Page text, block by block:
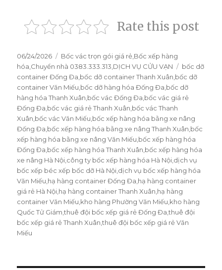
Rate this post
Đăng
vào
ngày
06/24/2026
Danh
mục
Bốc vác trọn gói giá rẻ,Bốc xếp hàng
hóa,Chuyển nhà 0383.333.313,DỊCH VỤ CỬU VẠN Thẻ
bốc dỡ
container Đống Đa,bốc dỡ container Thanh Xuân,bốc dỡ
container Văn Miếu,bốc dỡ hàng hóa Đống Đa,bốc dỡ
hàng hóa Thanh Xuân,bốc vác Đống Đa,bốc vác giá rẻ
Đống Đa,bốc vác giá rẻ Thanh Xuân,bốc vác Thanh
Xuân,bốc vác Văn Miếu,bốc xếp hàng hóa bằng xe nâng
Đống Đa,bốc xếp hàng hóa bằng xe nâng Thanh Xuân,bốc
xếp hàng hóa bằng xe nâng Văn Miếu,bốc xếp hàng hóa
Đống Đa,bốc xếp hàng hóa Thanh Xuân,bốc xếp hàng hóa
xe nâng Hà Nội,công ty bốc xếp hàng hóa Hà Nội,dịch vụ
bốc xếp béc xếp bốc dỡ Hà Nội,dịch vụ bốc xếp hàng hóa
Văn Miếu,hạ hàng container Đống Đa,hạ hàng container
giá rẻ Hà Nội,hạ hàng container Thanh Xuân,hạ hàng
container Văn Miếu,kho hàng Phường Văn Miếu,kho hàng
Quốc Tử Giám,thuê đội bốc xếp giá rẻ Đống Đa,thuê đội
bốc xếp giá rẻ Thanh Xuân,thuê đội bốc xếp giá rẻ Văn
Miếu